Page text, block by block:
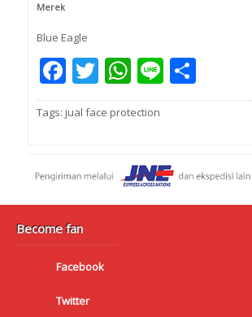
Merek
Blue Eagle
Facebook
Twitter
WhatsApp
Line
Tags: jual face protection
Become fan
Facebook
Twitter